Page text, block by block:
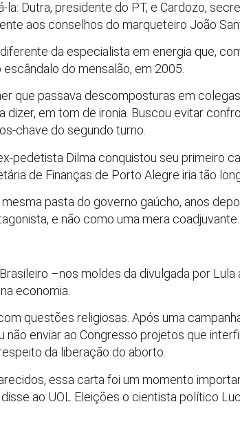
Dutra, presidente do PT, e Cardozo,
aos conselhos do marqueteiro João
da especialista em energia que,
do mensalão, em 2005.
que passava descomposturas em
dizer, em tom de ironia. Buscou evitar
chave do segundo turno.
pedetista Dilma conquistou seu primeiro
de Finanças de Porto Alegre iria tão
pasta do governo gaúcho, anos
e não como uma mera coadjuvante.
–nos moldes da divulgada por
economia.
questões religiosas. Após uma
enviar ao Congresso projetos que
da liberação do aborto.
essa carta foi um momento
ao UOL Eleições o cientista político